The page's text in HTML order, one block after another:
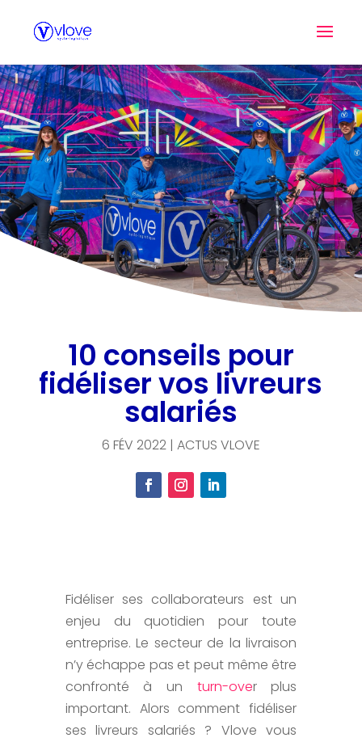
10 conseils pour
fidéliser vos livreurs
salariés
6 FÉV 2022| ACTUS VLOVE
Fidéliser ses collaborateurs est un
enjeu du quotidien pour toute
entreprise. Le secteur de la livraison
n’y échappe pas et peut même être
confronté à un turn-over plus
important. Alors comment fidéliser
ses livreurs salariés ? Vlove vous